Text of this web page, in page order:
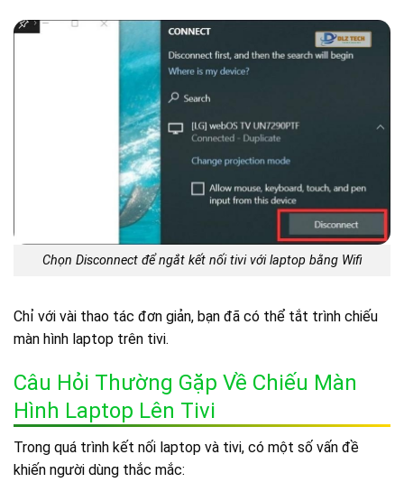
Chọn Disconnect để ngắt kết nối tivi với laptop bằng Wifi
Chỉ với vài thao tác đơn giản, bạn đã có thể tắt trình chiếu
màn hình laptop trên tivi.
Câu Hỏi Thường Gặp Về Chiếu Màn
Hình Laptop Lên Tivi
Trong quá trình kết nối laptop và tivi, có một số vấn đề
khiến người dùng thắc mắc: